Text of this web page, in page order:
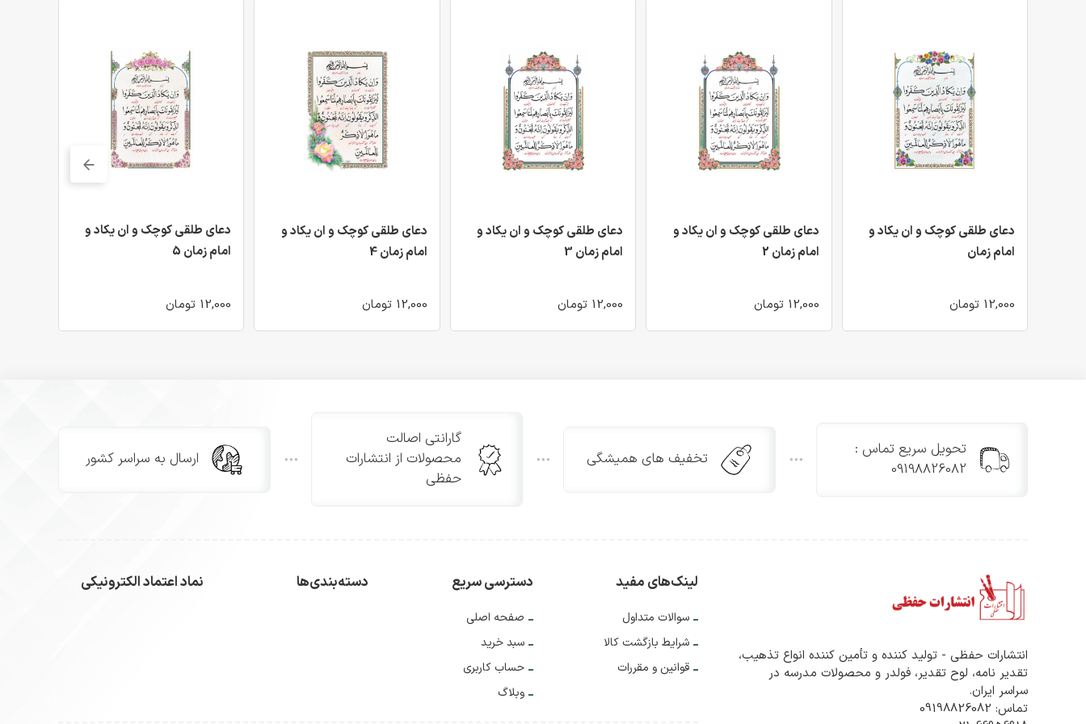
دعای طلقی کوچک و ان یکاد و
امام زمان
12,000 تومان
دعای طلقی کوچک و ان یکاد و
امام زمان 2
12,000 تومان
دعای طلقی کوچک و ان یکاد و
امام زمان 3
12,000 تومان
دعای طلقی کوچک و ان یکاد و
امام زمان 4
12,000 تومان
دعای طلقی کوچک و ان یکاد و
امام زمان 5
12,000 تومان
تحویل سریع تماس :
09198826082
تخفیف های همیشگی
گارانتی اصالت
محصولات از انتشارات
حفظی
ارسال به سراسر کشور
انتشارات حفظی - تولید کننده و تأمین کننده انواع تذهیب،
تقدیر نامه، لوح تقدیر، فولدر و محصولات مدرسه در
سراسر ایران.
تماس: 09198826082
لینک‌های مفید
سوالات متداول
شرایط بازگشت کالا
قوانین و مقررات
دسترسی سریع
صفحه اصلی
سبد خرید
حساب کاربری
وبلاگ
دسته‌بندی‌ها نماد اعتماد الکترونیکی